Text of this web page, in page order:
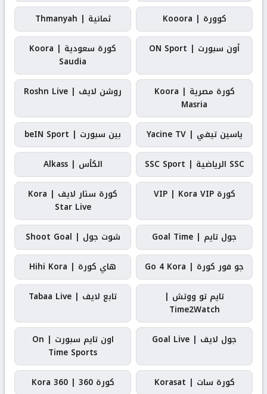
كوورة | Kooora
ثمانية | Thmanyah
أون سبورت | ON Sport
كورة سعودية | Koora
Saudia
كورة مصرية | Koora
Masria
روشن لايف | Roshn Live
ياسين تيفي | Yacine TV
بين سبورت | beIN Sport
SSC الرياضية | SSC Sport
الكأس | Alkass
كورة VIP | Kora VIP
كورة ستار لايف | Kora
Star Live
جول تايم | Goal Time
شوت جول | Shoot Goal
جو فور كورة | Go 4 Kora
هاي كورة | Hihi Kora
تايم تو ووتش |
Time2Watch
تابع لايف | Tabaa Live
جول لايف | Goal Live
اون تايم سبورت | On
Time Sports
كورة سات | Korasat
كورة 360 | Kora 360